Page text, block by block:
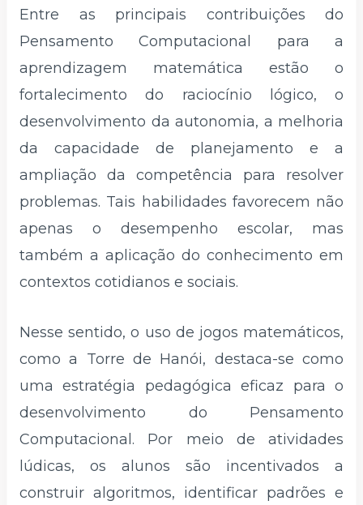
Entre as principais contribuições do
Pensamento Computacional para a
aprendizagem matemática estão o
fortalecimento do raciocínio lógico, o
desenvolvimento da autonomia, a melhoria
da capacidade de planejamento e a
ampliação da competência para resolver
problemas. Tais habilidades favorecem não
apenas o desempenho escolar, mas
também a aplicação do conhecimento em
contextos cotidianos e sociais.
Nesse sentido, o uso de jogos matemáticos,
como a Torre de Hanói, destaca-se como
uma estratégia pedagógica eficaz para o
desenvolvimento do Pensamento
Computacional. Por meio de atividades
lúdicas, os alunos são incentivados a
construir algoritmos, identificar padrões e